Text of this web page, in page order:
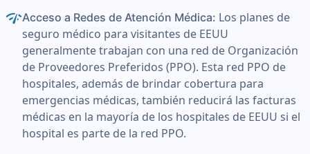
network_checkAcceso a Redes de Atención Médica: Los planes de
seguro médico para visitantes de EEUU
generalmente trabajan con una red de Organización
de Proveedores Preferidos (PPO). Esta red PPO de
hospitales, además de brindar cobertura para
emergencias médicas, también reducirá las facturas
médicas en la mayoría de los hospitales de EEUU si el
hospital es parte de la red PPO.